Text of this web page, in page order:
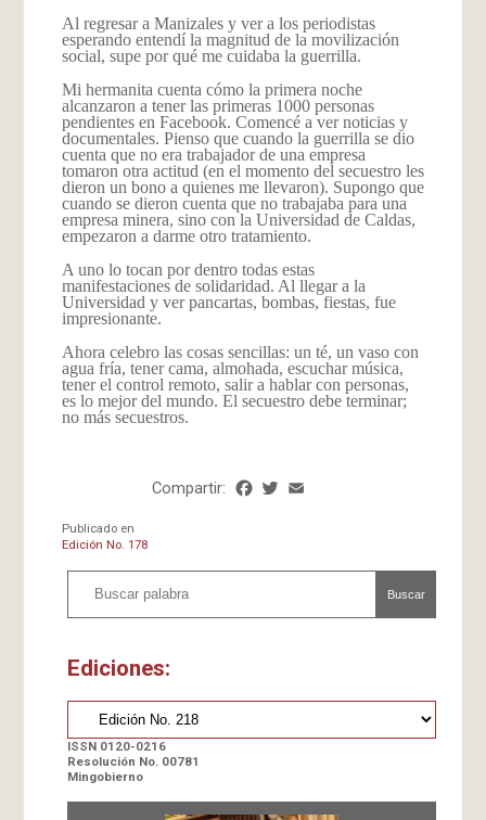
Al regresar a Manizales y ver a los periodistas
esperando entendí la magnitud de la movilización
social, supe por qué me cuidaba la guerrilla.
Mi hermanita cuenta cómo la primera noche
alcanzaron a tener las primeras 1000 personas
pendientes en Facebook. Comencé a ver noticias y
documentales. Pienso que cuando la guerrilla se dio
cuenta que no era trabajador de una empresa
tomaron otra actitud (en el momento del secuestro les
dieron un bono a quienes me llevaron). Supongo que
cuando se dieron cuenta que no trabajaba para una
empresa minera, sino con la Universidad de Caldas,
empezaron a darme otro tratamiento.
A uno lo tocan por dentro todas estas
manifestaciones de solidaridad. Al llegar a la
Universidad y ver pancartas, bombas, fiestas, fue
impresionante.
Ahora celebro las cosas sencillas: un té, un vaso con
agua fría, tener cama, almohada, escuchar música,
tener el control remoto, salir a hablar con personas,
es lo mejor del mundo. El secuestro debe terminar;
no más secuestros.
Compartir: Facebook
Twitter
Publicado en
Edición No. 178
Buscar
Ediciones:
ISSN 0120-0216
Resolución No. 00781
Mingobierno